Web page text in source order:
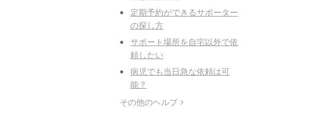
定期予約ができるサポーター
の探し方
サポート場所を自宅以外で依
頼したい
病児でも当日急な依頼は可
能？
その他のヘルプ